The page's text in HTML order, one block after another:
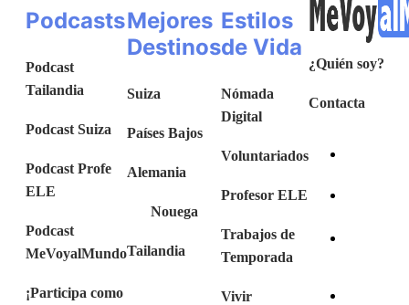
Podcasts
Podcast
Tailandia
Podcast Suiza
Podcast Profe
ELE
Podcast
MeVoyalMundo
¡Participa como
Mejores
Destinos
Suiza
Países Bajos
Alemania
Nouega
Tailandia
Estilos
de Vida
Nómada
Digital
Voluntariados
Profesor ELE
Trabajos de
Temporada
Vivir
¿Quién soy?
Contacta